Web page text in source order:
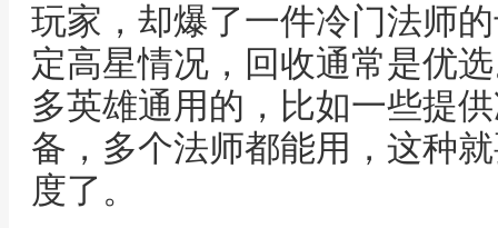
玩家，却爆了一件冷门法师
定高星情况，回收通常是优
多英雄通用的，比如一些提
备，多个法师都能用，这种
度了。